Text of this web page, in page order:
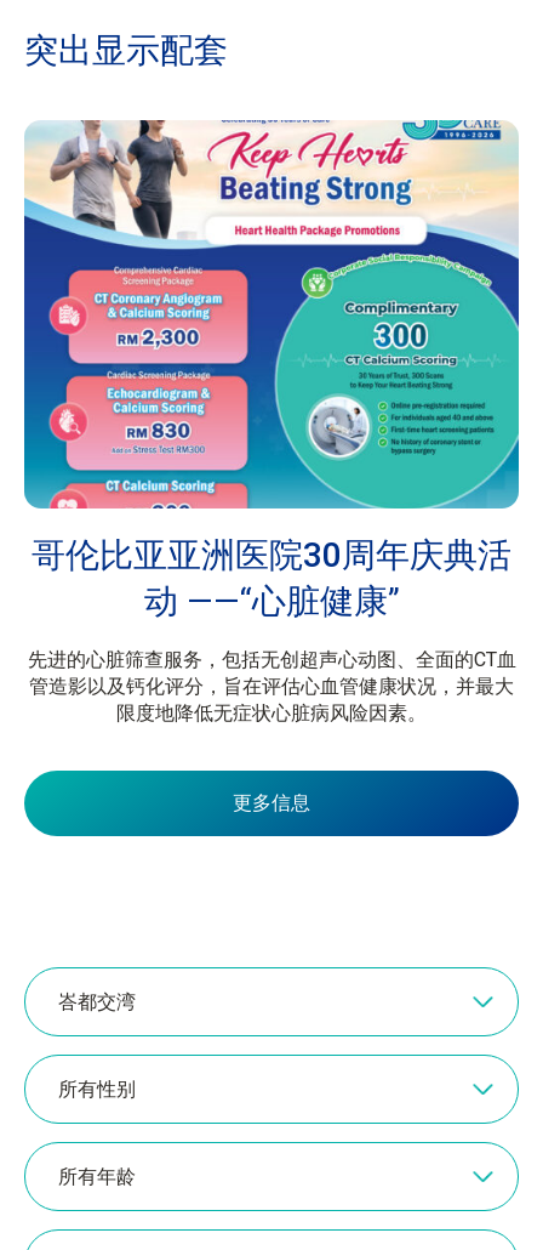
突出显示配套
哥伦比亚亚洲医院30周年庆典活
动 ——“心脏健康”
先进的心脏筛查服务，包括无创超声心动图、全面的CT血
管造影以及钙化评分，旨在评估心血管健康状况，并最大
限度地降低无症状心脏病风险因素。
更多信息
峇都交湾
所有性别
所有年龄